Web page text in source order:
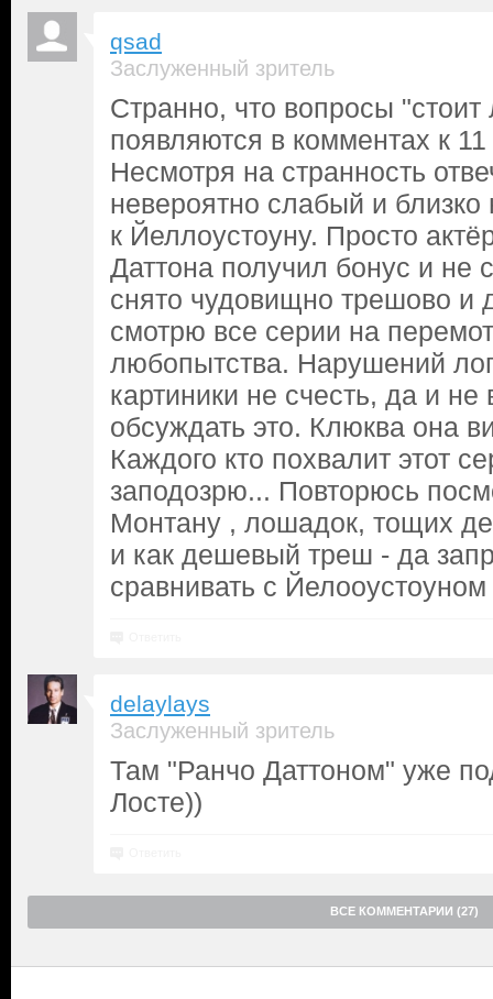
qsad
Заслуженный зритель
Странно, что вопросы "стоит
появляются в комментах к
Несмотря на странность
невероятно слабый и
к Йеллоустоуну. Просто
Даттона получил бонус и не
снято чудовищно трешово и
смотрю все серии на
любопытства. Нарушений
картиники не счесть, да и
обсуждать это. Клюква она
Каждого кто похвалит этот
заподозрю... Повторюсь
Монтану , лошадок, тощих
и как дешевый треш - да
сравнивать с Йелооустоуном
delaylays
Заслуженный зритель
Там "Ранчо Даттоном" уже
Лосте))
ВСЕ КОММЕНТАРИИ (27)